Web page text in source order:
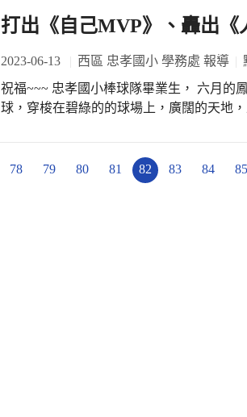
篇文章的主任 #謝謝挺著18週肚子還在為
孩邊數快篩劑和夾鏈袋的行政教保員 真心
奮鬥~
打出《自己MVP》、轟出《
2023-06-13 西區 忠孝國小 學務處 報導
祝福~~~ 忠孝國小棒球隊畢業生， 六月的
球，穿梭在碧綠的的球場上，廣闊的天地
#忠孝國小第78屆畢典
78 79 80 81 82 83 84 85